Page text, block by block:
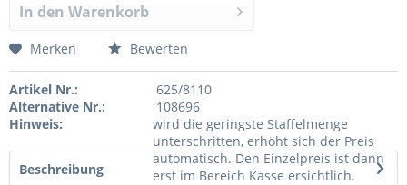
In den Warenkorb
Merken Bewerten
Artikel Nr.:
625/8110
Alternative Nr.:
108696
Hinweis:
wird die geringste Staffelmenge
unterschritten, erhöht sich der Preis
automatisch. Den Einzelpreis ist dann
erst im Bereich Kasse ersichtlich.
Beschreibung